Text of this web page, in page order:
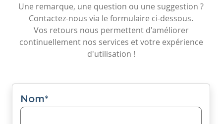
Une remarque, une question ou une suggestion ?
Contactez-nous via le formulaire ci-dessous.
Vos retours nous permettent d'améliorer
continuellement nos services et votre expérience
d'utilisation !
Nom*